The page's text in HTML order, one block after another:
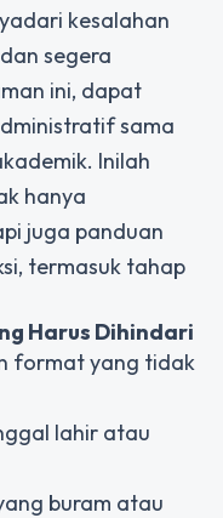
kesalahan
segera
ini, dapat
sama
Inilah
hanya
juga panduan
termasuk tahap
Harus Dihindari
format yang tidak
lahir atau
buram atau